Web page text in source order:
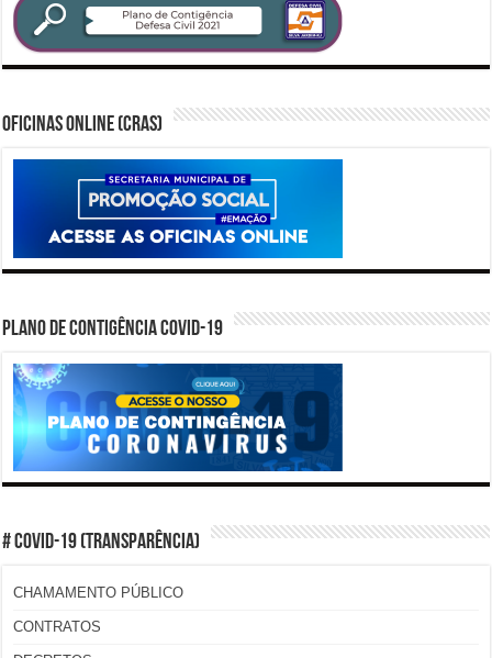
Oficinas Online (CRAS)
PLANO DE CONTIGÊNCIA COVID-19
# COVID-19 (TRANSPARÊNCIA)
CHAMAMENTO PÚBLICO
CONTRATOS